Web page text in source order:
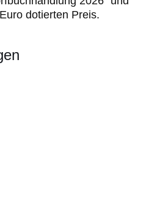
dotierten Preis.